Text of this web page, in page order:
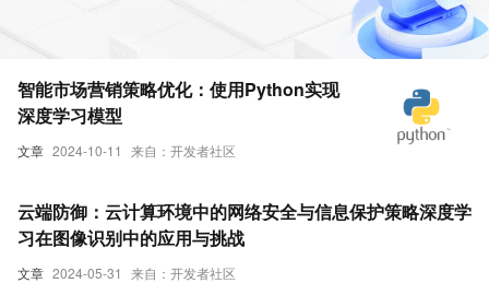
文章 2024-10-11 来自：开发者社区
智能市场营销策略优化：使用Python实现
深度学习模型
文章 2024-05-31 来自：开发者社区
云端防御：云计算环境中的网络安全与信息保护策略深度学
习在图像识别中的应用与挑战